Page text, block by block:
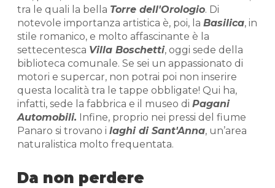
tra le quali la bella Torre dell'Orologio. Di
notevole importanza artistica è, poi, la Basilica, in
stile romanico, e molto affascinante è la
settecentesca Villa Boschetti, oggi sede della
biblioteca comunale. Se sei un appassionato di
motori e supercar, non potrai poi non inserire
questa località tra le tappe obbligate! Qui ha,
infatti, sede la fabbrica e il museo di Pagani
Automobili. Infine, proprio nei pressi del fiume
Panaro si trovano i laghi di Sant'Anna, un’area
naturalistica molto frequentata.
Da non perdere